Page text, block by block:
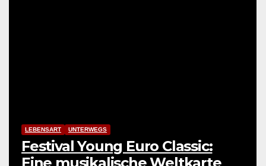
LEBENSART UNTERWEGS
Festival Young Euro Classic: